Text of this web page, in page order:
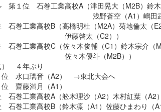
第１位 石巻工業高校A（津田晃大（M2B）鈴
）嶋田武蔵（M2A）
（高橋明杜（M2A）菊地倫太（E2）石
（C2））
（佐々木俊輔（C1）鈴木宗介（M2B）
斗（M2B））
４年ぶり
位 水口璃音（A2） →東北大会へ
月（A1）
巻工業高校A（舩木理沙（A2）木村紅葉（A2
B（鈴木凛（A1）佐藤ひまわり（A1